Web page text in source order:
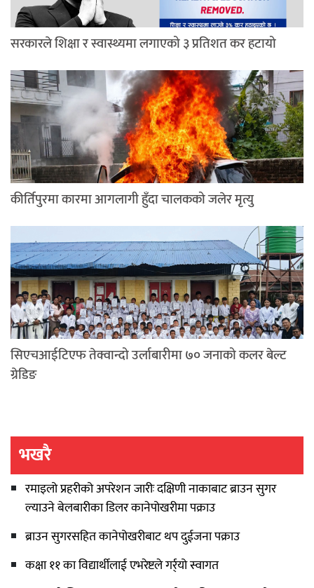
सरकारले शिक्षा र स्वास्थ्यमा लगाएको ३ प्रतिशत कर हटायो
कीर्तिपुरमा कारमा आगलागी हुँदा चालकको जलेर मृत्यु
सिएचआईटिएफ तेक्वान्दो उर्लाबारीमा ७० जनाको कलर बेल्ट
ग्रेडिङ
भखरै
रमाइलो प्रहरीको अपरेशन जारीः दक्षिणी नाकाबाट ब्राउन सुगर
ल्याउने बेलबारीका डिलर कानेपोखरीमा पक्राउ
ब्राउन सुगरसहित कानेपोखरीबाट थप दुईजना पक्राउ
कक्षा ११ का विद्यार्थीलाई एभरेष्टले गर्र्यो स्वागत